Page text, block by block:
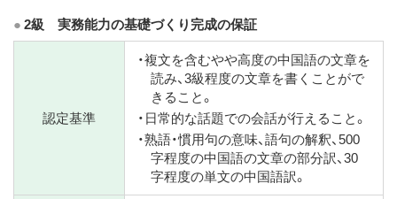
2級 実務能力の基礎づくり完成の保証
認定基準
・複文を含むやや高度の中国語の文章を
読み、3級程度の文章を書くことがで
きること。
・日常的な話題での会話が行えること。
・熟語・慣用句の意味、語句の解釈、500
字程度の中国語の文章の部分訳、30
字程度の単文の中国語訳。